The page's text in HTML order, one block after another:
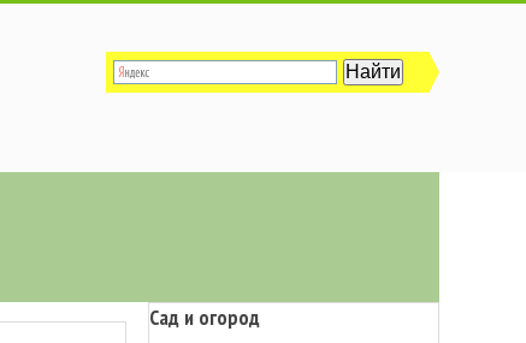
Сад и огород